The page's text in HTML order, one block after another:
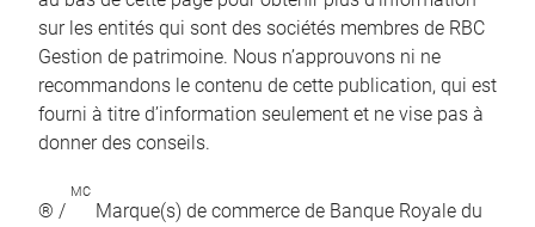
sur les entités qui sont des sociétés membres de RBC
Gestion de patrimoine. Nous n’approuvons ni ne
recommandons le contenu de cette publication, qui est
fourni à titre d’information seulement et ne vise pas à
donner des conseils.
® /
MC
Marque(s) de commerce de Banque Royale du